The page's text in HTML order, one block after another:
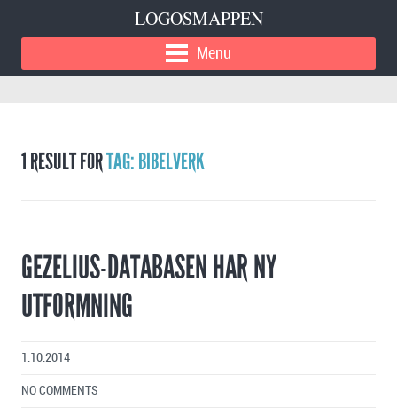
LOGOSMAPPEN
Menu
1 RESULT FORTAG: BIBELVERK
GEZELIUS-DATABASEN HAR NY
UTFORMNING
1.10.2014
NO COMMENTS